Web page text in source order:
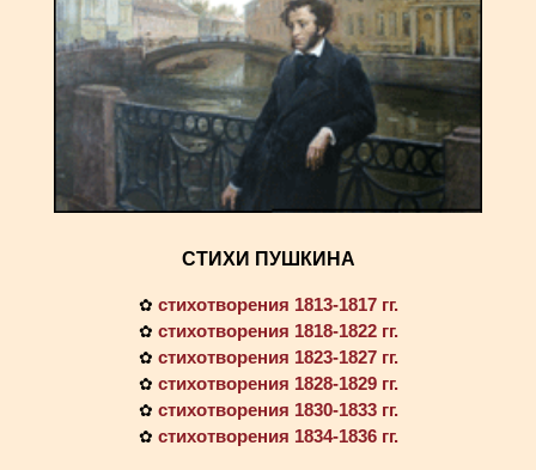
СТИХИ ПУШКИНА
✿ стихотворения 1813-1817 гг.
✿ стихотворения 1818-1822 гг.
✿ стихотворения 1823-1827 гг.
✿ стихотворения 1828-1829 гг.
✿ стихотворения 1830-1833 гг.
✿ стихотворения 1834-1836 гг.